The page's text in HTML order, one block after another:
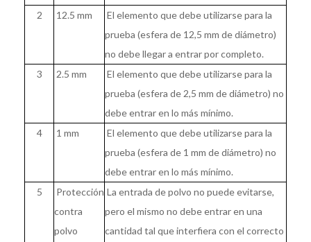
2
12.5 mm
El elemento que debe utilizarse para la
prueba (esfera de 12,5 mm de diámetro)
no debe llegar a entrar por completo.
3
2.5 mm
El elemento que debe utilizarse para la
prueba (esfera de 2,5 mm de diámetro) no
debe entrar en lo más mínimo.
4
1 mm
El elemento que debe utilizarse para la
prueba (esfera de 1 mm de diámetro) no
debe entrar en lo más mínimo.
5
Protección
contra
polvo
La entrada de polvo no puede evitarse,
pero el mismo no debe entrar en una
cantidad tal que interfiera con el correcto